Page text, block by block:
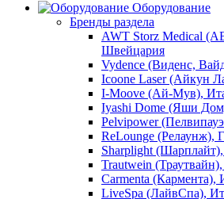
Оборудование
Бренды раздела
AWT Storz Medical
Швейцария
Vydence (Виденс,
Icoone Laser (Айкун
I-Moove (Ай-Мув),
Iyashi Dome (Яши
Pelvipower
ReLounge (Релаунж),
Sharplight
Trautwein
Carmenta (Кармента),
LiveSpa (ЛайвСпа),